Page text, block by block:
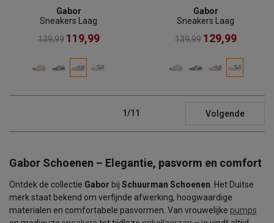
Gabor
Sneakers Laag
139,99 119,99
Gabor
Sneakers Laag
139,99 129,99
1/11 Volgende
Gabor Schoenen – Elegantie, pasvorm en comfort
Ontdek de collectie Gabor bij Schuurman Schoenen . Het Duitse
merk staat bekend om verfijnde afwerking, hoogwaardige
materialen en comfortabele pasvormen. Van vrouwelijke pumps